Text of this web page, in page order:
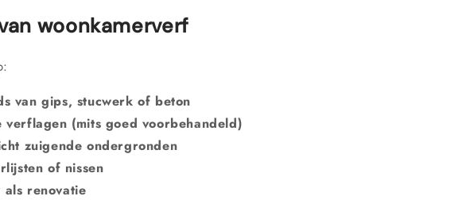
woonkamerverf
van gips, stucwerk of beton
verflagen (mits goed voorbehandeld)
zuigende ondergronden
of nissen
als renovatie